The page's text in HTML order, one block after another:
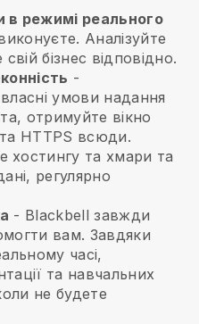
в режимі реального
Аналізуйте
бізнес відповідно.
-
умови надання
отримуйте вікно
HTTPS всюди.
хостингу та хмари та
регулярно
- Blackbell завжди
вам. Завдяки
часі,
та навчальних
не будете